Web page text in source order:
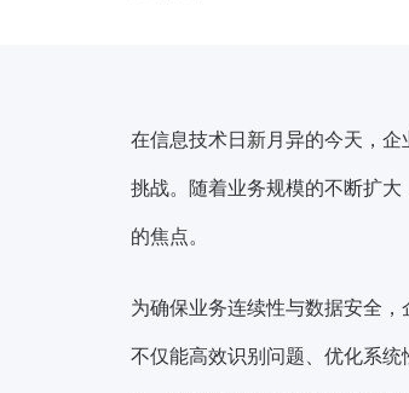
在信息技术日新月异的今天，
挑战。随着业务规模的不断扩
的焦点。
为确保业务连续性与数据安全
不仅能高效识别问题、优化系